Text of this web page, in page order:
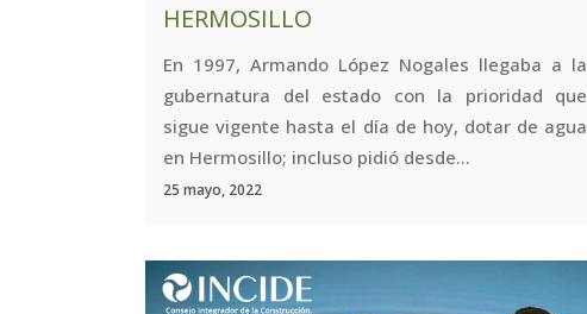
HERMOSILLO
En 1997, Armando López Nogales llegaba a la
gubernatura del estado con la prioridad que
sigue vigente hasta el día de hoy, dotar de agua
en Hermosillo; incluso pidió desde...
25 mayo, 2022